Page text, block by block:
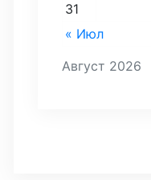
Август 2026
« Июл
31